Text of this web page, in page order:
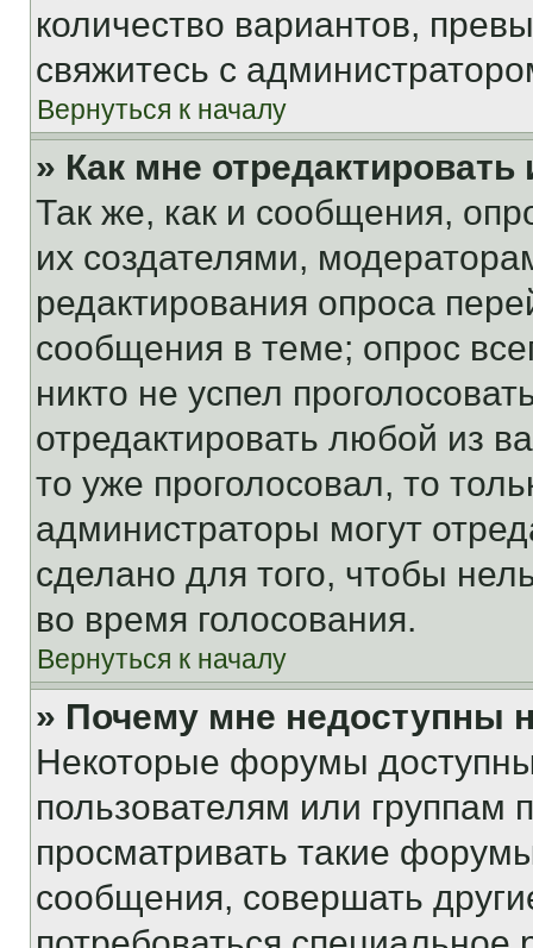
количество вариантов,
свяжитесь с
Вернуться к началу
» Как мне
Так же, как и сообщения,
их создателями,
редактирования опроса
сообщения в теме; опрос
никто не успел
отредактировать любой из
то уже проголосовал, то
администраторы могут
сделано для того, чтобы
во время голосования.
Вернуться к началу
» Почему мне недоступны
Некоторые форумы
пользователям или группам
просматривать такие
сообщения, совершать